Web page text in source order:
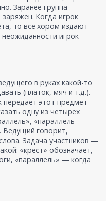
Заранее группа
Когда игрок
то все хором издают
игрок
в руках какой-то
(платок, мяч и т.д.).
передает этот предмет
одну из четырех
«параллель-
Ведущий говорит,
Задача участников —
«крест» обозначает,
«параллель» — когда